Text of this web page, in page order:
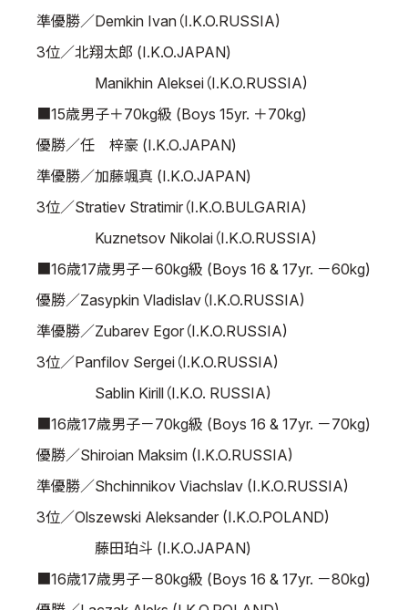
準優勝／Demkin Ivan（I.K.O.RUSSIA)
3位／北翔太郎 (I.K.O.JAPAN)
Manikhin Aleksei（I.K.O.RUSSIA)
■15歳男子＋70kg級 (Boys 15yr. ＋70kg)
優勝／任 梓豪 (I.K.O.JAPAN)
準優勝／加藤颯真 (I.K.O.JAPAN)
3位／Stratiev Stratimir（I.K.O.BULGARIA)
Kuznetsov Nikolai（I.K.O.RUSSIA)
■16歳17歳男子－60kg級 (Boys 16 & 17yr. －60kg)
優勝／Zasypkin Vladislav（I.K.O.RUSSIA)
準優勝／Zubarev Egor（I.K.O.RUSSIA)
3位／Panfilov Sergei（I.K.O.RUSSIA)
Sablin Kirill（I.K.O. RUSSIA)
■16歳17歳男子－70kg級 (Boys 16 & 17yr. －70kg)
優勝／Shiroian Maksim (I.K.O.RUSSIA)
準優勝／Shchinnikov Viachslav (I.K.O.RUSSIA)
3位／Olszewski Aleksander (I.K.O.POLAND)
藤田珀斗 (I.K.O.JAPAN)
■16歳17歳男子－80kg級 (Boys 16 & 17yr. －80kg)